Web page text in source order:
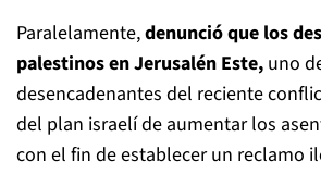
Paralelamente,denunció que los
palestinos en Jerusalén Este, uno
desencadenantes del reciente
del plan israelí de aumentar los
con el fin de establecer un reclamo